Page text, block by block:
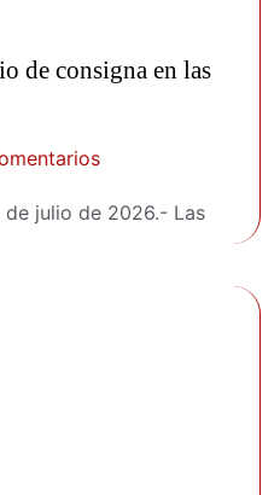
de consigna en las
de julio de 2026.- Las